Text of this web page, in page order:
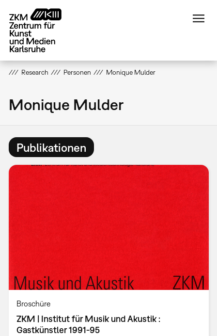
zum
Inhalt
Research Personen Monique Mulder
Monique Mulder
Publikationen
Broschüre
ZKM | Institut für Musik und Akustik :
Gastkünstler 1991-95